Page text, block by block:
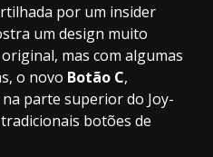
por um insider
um design muito
mas com algumas
o novo Botão C,
parte superior do Joy-
botões de